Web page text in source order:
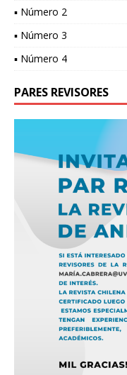
▪ Número 2
▪ Número 3
▪ Número 4
PARES REVISORES